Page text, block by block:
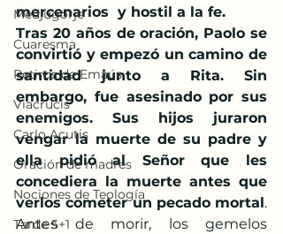
Medjugorje
Cuaresma
Retiros de Emaús
Viacrucis
Carlo Acutis
Oración de madres
Nociones de Teología
Tarde 5+1
mercenarios  y hostil a la fe.
Tras 20 años de oración, Paolo se
convirtió y empezó un camino de
santidad junto a Rita. Sin
embargo, fue asesinado por sus
enemigos. Sus hijos juraron
vengar la muerte de su padre y
ella pidió al Señor que les
concediera la muerte antes que
verlos cometer un pecado mortal.
Antes de morir, los gemelos